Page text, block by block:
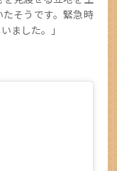
そうです。緊急時
ました。」